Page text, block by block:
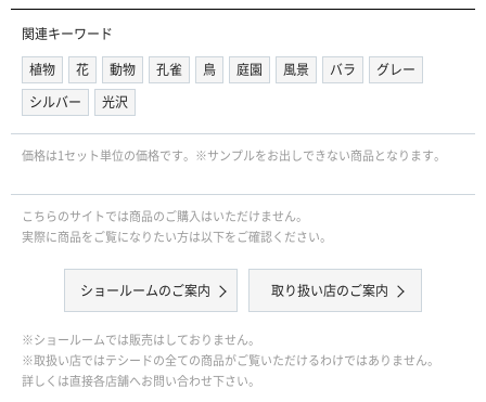
関連キーワード
植物
花 動物 孔雀 鳥 庭園 風景 バラ
グレー
シルバー
光沢
価格は1セット単位の価格です。※サンプルをお出しできない商品となります。
こちらのサイトでは商品のご購入はいただけません。
実際に商品をご覧になりたい方は以下をご確認ください。
ショールームのご案内 取り扱い店のご案内
※ショールームでは販売はしておりません。
※取扱い店ではテシードの全ての商品がご覧いただけるわけではありません。
詳しくは直接各店舗へお問い合わせ下さい。